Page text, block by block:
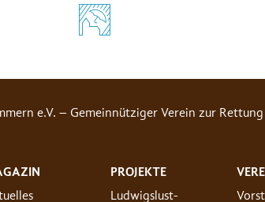
e.V. – Gemeinnütziger Verein zur
PROJEKTE
Ludwigslust-